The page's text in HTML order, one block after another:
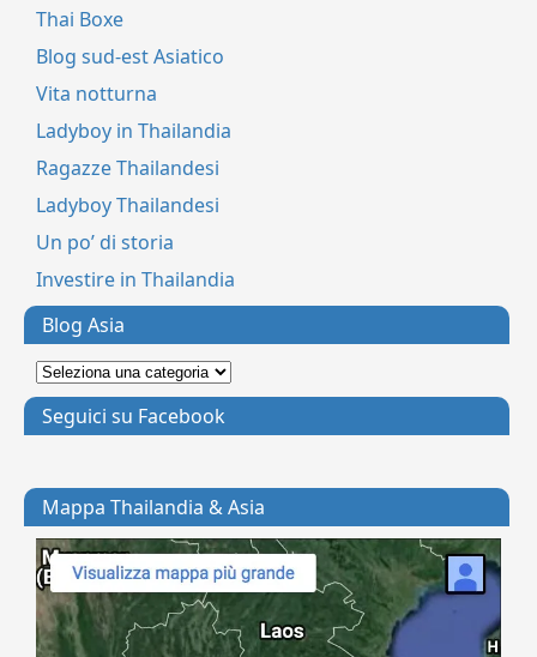
Thai Boxe
Blog sud-est Asiatico
Vita notturna
Ladyboy in Thailandia
Ragazze Thailandesi
Ladyboy Thailandesi
Un po’ di storia
Investire in Thailandia
Blog Asia
Seguici su Facebook
Mappa Thailandia & Asia